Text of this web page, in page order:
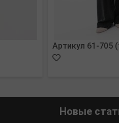
Артикул 61-705
Новые